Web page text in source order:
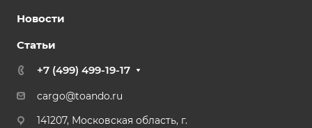
Новости
Статьи
+7 (499) 499-19-17
cargo@toando.ru
141207, Московская область, г.